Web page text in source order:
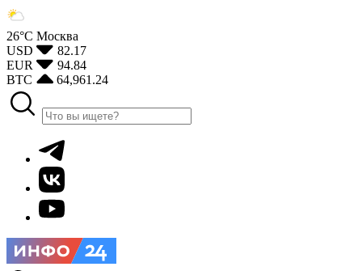
26°С Москва
USD
82.17
EUR
94.84
BTC
64,961.24